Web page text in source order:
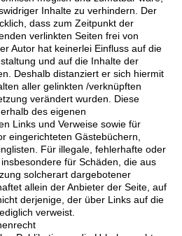
Inhalte zu verhindern. Der
dass zum Zeitpunkt der
verlinkten Seiten frei von
Autor hat keinerlei Einfluss auf die
und auf die Inhalte der
Deshalb distanziert er sich hiermit
aller gelinkten /verknüpften
verändert wurden. Diese
des eigenen
Links und Verweise sowie für
eingerichteten Gästebüchern,
Für illegale, fehlerhafte oder
für Schäden, die aus
solcherart dargebotener
allein der Anbieter der Seite, auf
derjenige, der über Links auf die
verweist.